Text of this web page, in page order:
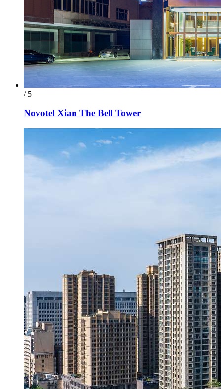
/ 5
Novotel Xian The Bell Tower